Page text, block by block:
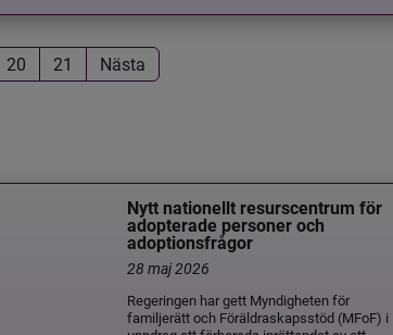
20 21 Nästa
Nytt nationellt resurscentrum för
adopterade personer och
adoptionsfrågor
28 maj 2026
Regeringen har gett Myndigheten för
familjerätt och Föräldraskapsstöd (MFoF) i